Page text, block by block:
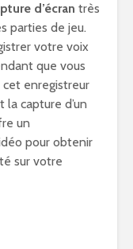
d’écran très
parties de jeu.
votre voix
que vous
enregistreur
capture d’un
un
pour obtenir
sur votre